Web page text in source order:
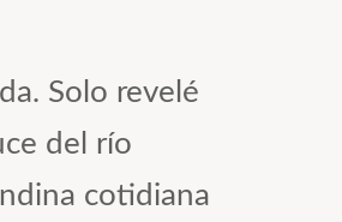
Solo revelé
del río
cotidiana